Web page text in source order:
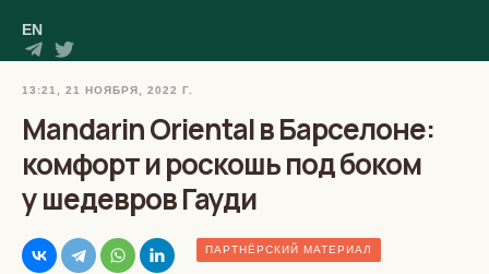
EN
13:21, 21 НОЯБРЯ, 2022 Г.
Mandarin Oriental в Барселоне:
комфорт и роскошь под боком
у шедевров Гауди
ПАРТНЁРСКИЙ МАТЕРИАЛ